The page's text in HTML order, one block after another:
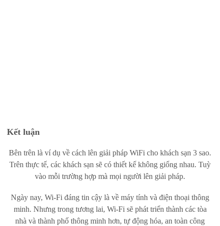
Kết luận
Bên trên là ví dụ về cách lên giải pháp WiFi cho khách sạn 3 sao.
Trên thực tế, các khách sạn sẽ có thiết kế không giống nhau. Tuỳ
vào mỗi trường hợp mà mọi người lên giải pháp.
Ngày nay, Wi-Fi đáng tin cậy là về máy tính và điện thoại thông
minh. Nhưng trong tương lai, Wi-Fi sẽ phát triển thành các tòa
nhà và thành phố thông minh hơn, tự động hóa, an toàn công